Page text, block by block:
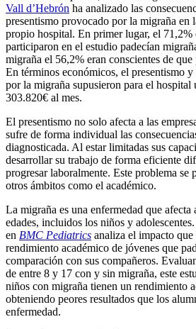
Vall d’Hebrón ha analizado las
presentismo provocado por la migraña en
propio hospital. En primer lugar, el 71,2%
participaron en el estudio padecían
migraña el 56,2% eran conscientes de
En términos económicos, el presentismo
por la migraña supusieron para el hospital
303.820€ al mes.
El presentismo no solo afecta a las
sufre de forma individual las
diagnosticada. Al estar limitadas sus
desarrollar su trabajo de forma eficiente
progresar laboralmente. Este problema se
otros ámbitos como el académico.
La migraña es una enfermedad que afecta
edades, incluidos los niños y
en BMC Pediatrics analiza el impacto
rendimiento académico de jóvenes que
comparación con sus compañeros.
de entre 8 y 17 con y sin migraña, este
niños con migraña tienen un rendimiento
obteniendo peores resultados que los
enfermedad.